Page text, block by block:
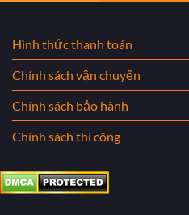
Hình thức thanh toán
Chính sách vận chuyển
Chính sách bảo hành
Chính sách thi công